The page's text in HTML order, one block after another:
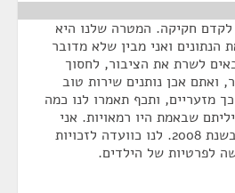
חקיקה. המטרה שלנו היא
הנתונים ואני מבין שלא מדובר
לשרת את הציבור, לחסוך
ואתם אכן נותנים שירות טוב
מזעריים, ותכף תאמרו לנו כמה
שבאמת היו רמאויות. אני
רואה כאן שלושה מקרים בשנת 2008. לנו כוועדה לזכויות
לפרטיות של הילדים.